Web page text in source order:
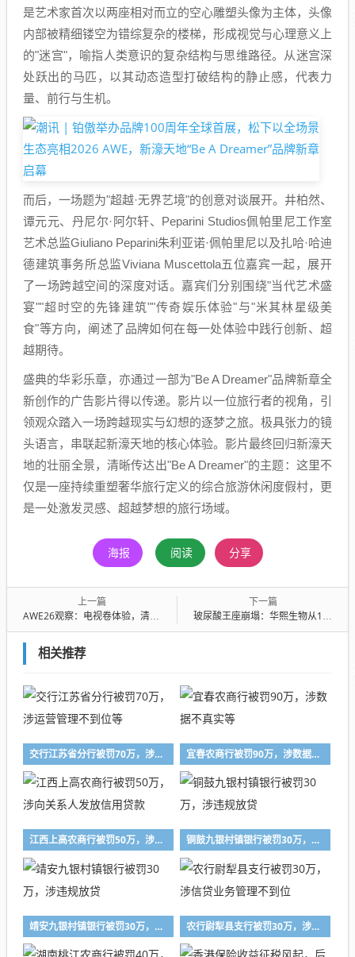
是艺术家首次以两座相对而立的空心雕塑头像为主体，头像
内部被精细镂空为错综复杂的楼梯，形成视觉与心理意义上
的"迷宫"，喻指人类意识的复杂结构与思维路径。从迷宫深
处跃出的马匹，以其动态造型打破结构的静止感，代表力
量、前行与生机。
而后，一场题为"超越·无界艺境"的创意对谈展开。井柏然、
谭元元、丹尼尔·阿尔轩、Peparini Studios佩帕里尼工作室
艺术总监Giuliano Peparini朱利亚诺·佩帕里尼以及扎哈·哈迪
德建筑事务所总监Viviana Muscettola五位嘉宾一起，展开
了一场跨越空间的深度对话。嘉宾们分别围绕"当代艺术盛
宴""超时空的先锋建筑""传奇娱乐体验"与"米其林星级美
食"等方向，阐述了品牌如何在每一处体验中践行创新、超
越期待。
盛典的华彩乐章，亦通过一部为"Be A Dreamer"品牌新章全
新创作的广告影片得以传递。影片以一位旅行者的视角，引
领观众踏入一场跨越现实与幻想的逐梦之旅。极具张力的镜
头语言，串联起新濠天地的核心体验。影片最终回归新濠天
地的壮丽全景，清晰传达出"Be A Dreamer"的主题：这里不
仅是一座持续重塑奢华旅行定义的综合旅游休闲度假村，更
是一处激发灵感、超越梦想的旅行场域。
海报 阅读 分享
上一篇
AWE26观察：电视卷体验，清洁电器卷场景，AI眼镜卷入口
下一篇
玻尿酸王座崩塌：华熙生物从1400亿到217亿的生死突围
相关推荐
交行江苏省分行被罚70万，涉运营管理不到位等 宜春农商行被罚90万，涉数据不真实等
江西上高农商行被罚50万，涉向关系人发放信用贷款 铜鼓九银村镇银行被罚30万，涉违规放贷
靖安九银村镇银行被罚30万，涉违规放贷 农行尉犁县支行被罚30万，涉信贷业务管理不到位